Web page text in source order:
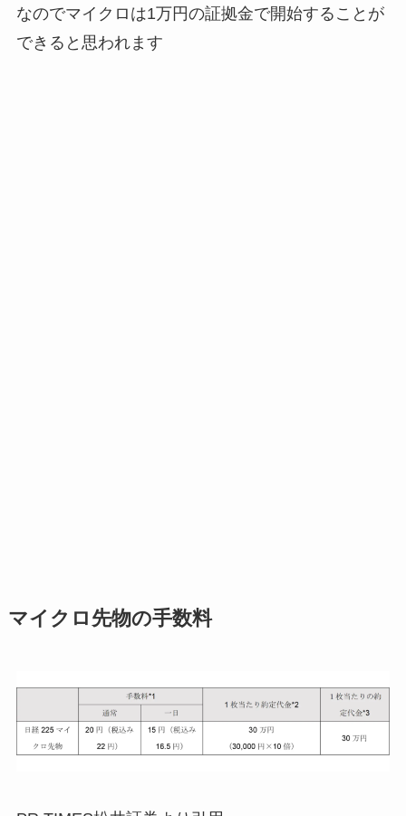
なのでマイクロは1万円の証拠金で開始することが
できると思われます
マイクロ先物の手数料